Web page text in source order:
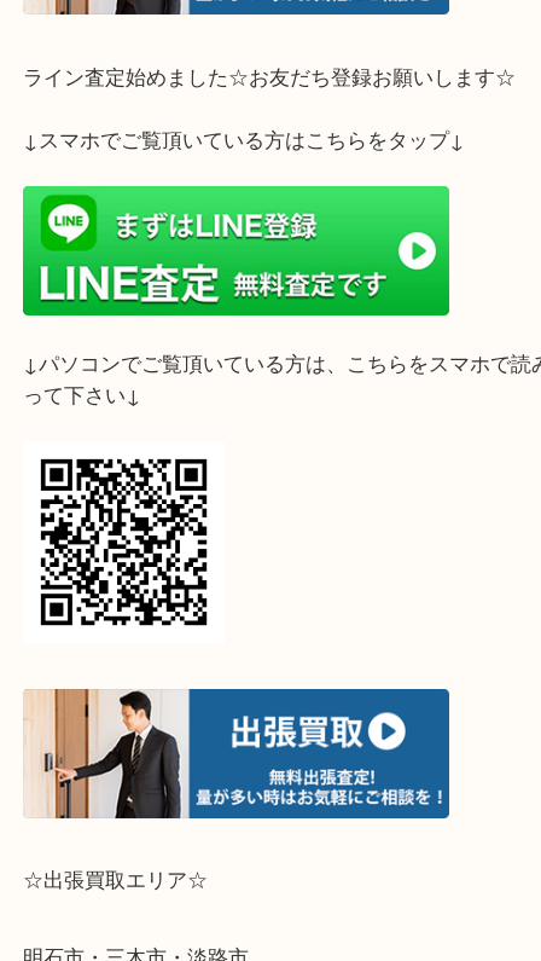
ライン査定始めました☆お友だち登録お願いしま
↓スマホでご覧頂いている方はこちらをタップ↓
↓パソコンでご覧頂いている方は、こちらをスマホ
って下さい↓